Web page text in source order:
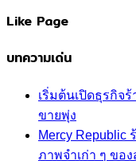
Like Page
บทความเด่น
เริ่มต้นเปิดธุรกิจ
ขายพุ่ง
Mercy Republic
ภาพจำเก่า ๆ ขอ